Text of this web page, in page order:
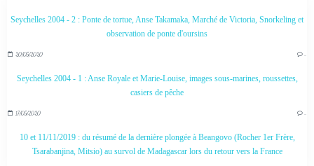
Seychelles 2004 - 2 : Ponte de tortue, Anse Takamaka, Marché de Victoria, Snorkeling et
observation de ponte d'oursins
20/05/2020 …
Seychelles 2004 - 1 : Anse Royale et Marie-Louise, images sous-marines, roussettes,
casiers de pêche
17/05/2020 …
10 et 11/11/2019 : du résumé de la dernière plongée à Beangovo (Rocher 1er Frère,
Tsarabanjina, Mitsio) au survol de Madagascar lors du retour vers la France